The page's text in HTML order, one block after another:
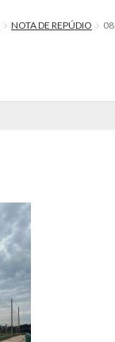
NOTA DE REPÚDIO 08